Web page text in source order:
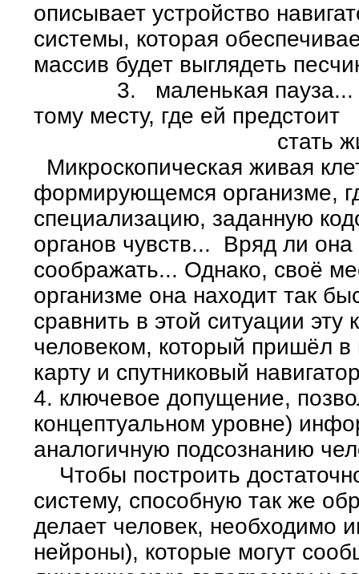
описывает устройство
системы, которая
массив будет выглядеть
3. маленькая пауза...
тому месту, где ей предстоит
стать жизненно
Микроскопическая живая
формирующемся организме,
специализацию, заданную
органов чувств... Вряд ли она
соображать... Однако, своё
организме она находит так
сравнить в этой ситуации эту
человеком, который пришёл
карту и спутниковый
4. ключевое допущение,
концептуальном уровне)
аналогичную подсознанию
Чтобы построить
систему, способную так же
делает человек, необходимо
нейроны), которые могут